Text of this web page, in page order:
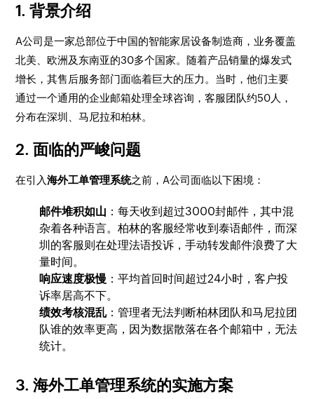
1. 背景介绍
A公司是一家总部位于中国的智能家居设备制造商，业务覆盖
北美、欧洲及东南亚的30多个国家。随着产品销量的爆发式
增长，其售后服务部门面临着巨大的压力。当时，他们主要
通过一个通用的企业邮箱处理全球咨询，客服团队约50人，
分布在深圳、马尼拉和柏林。
2. 面临的严峻问题
在引入海外工单管理系统之前，A公司面临以下困境：
邮件堆积如山 ：每天收到超过3000封邮件，其中混
杂着各种语言。柏林的客服经常收到泰语邮件，而深
圳的客服则在处理法语投诉，手动转发邮件浪费了大
量时间。
响应速度极慢 ：平均首回时间超过24小时，客户投
诉率居高不下。
绩效考核混乱 ：管理者无法判断柏林团队和马尼拉团
队谁的效率更高，因为数据散落在各个邮箱中，无法
统计。
3. 海外工单管理系统的实施方案